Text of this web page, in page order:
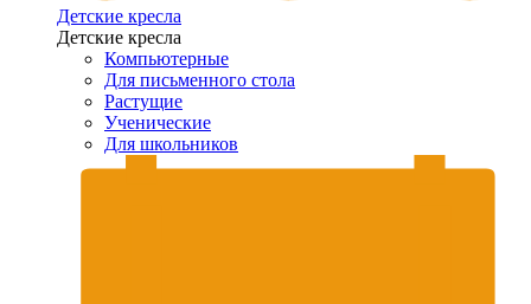
Детские кресла
Детские кресла
Компьютерные
Для письменного стола
Растущие
Ученические
Для школьников